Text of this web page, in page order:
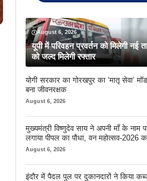
August 6, 2026
यूपी में परिवहन प्रवर्तन को मिलेगी नई
को जल्द मिलेगी रफ्तार
योगी सरकार का गोरखपुर का ‘मातृ सेवा’
बना जीवनरक्षक
August 6, 2026
मुख्यमंत्री विष्णुदेव साय ने अपनी माँ के नाम
लगाया पीपल का पौधा, वन महोत्सव-2026
शुभारंभ
August 6, 2026
इंदौर में पैदल पुल पर दुकानदारों ने किया